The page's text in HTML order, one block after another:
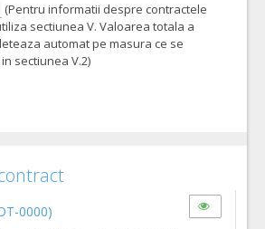
(Pentru informatii despre contractele
sectiunea V. Valoarea totala a
automat pe masura ce se
sectiunea V.2)
0000)